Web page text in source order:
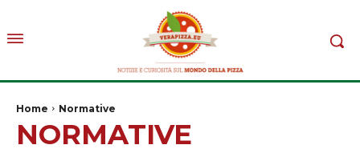
Home Normative
NORMATIVE